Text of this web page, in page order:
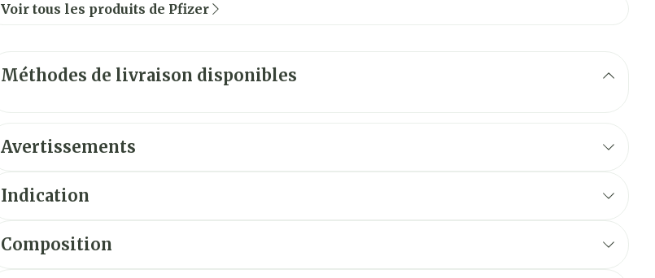
Voir tous les produits de Pfizer
Méthodes de livraison disponibles
Avertissements
Indication
Traitement des troubles de l'anxiété ou, à court terme, réduction des symptômes d'anxiété ou de
l'anxiété associée aux symptômes d'une dépression
Composition